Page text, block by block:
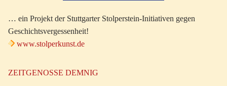
… ein Projekt der Stuttgarter Stolperstein-Initiativen gegen
Geschichtsvergessenheit!
www.stolperkunst.de
ZEITGENOSSE DEMNIG